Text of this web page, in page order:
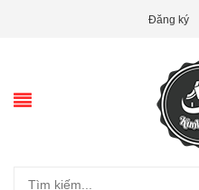
Đăng ký